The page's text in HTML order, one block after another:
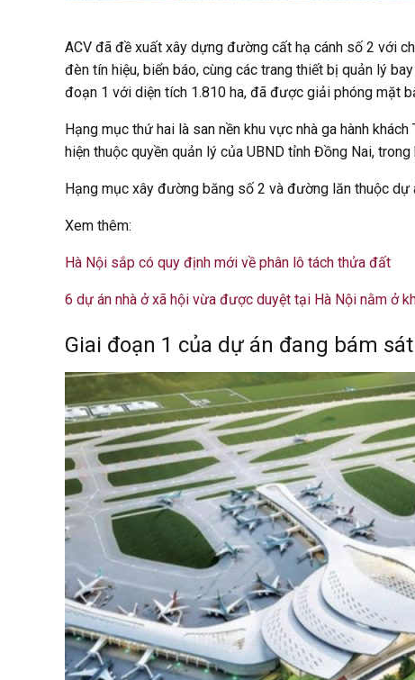
ACV đã đề xuất xây dựng đường cất hạ cánh số 2 với
đèn tín hiệu, biển báo, cùng các trang thiết bị quản lý
đoạn 1 với diện tích 1.810 ha, đã được giải phóng mặt
Hạng mục thứ hai là san nền khu vực nhà ga hành
hiện thuộc quyền quản lý của UBND tỉnh Đồng Nai,
Hạng mục xây đường băng số 2 và đường lăn thuộc
Xem thêm:
Hà Nội sắp có quy định mới về phân lô tách thửa đất
6 dự án nhà ở xã hội vừa được duyệt tại Hà Nội nằm ở
Giai đoạn 1 của dự án đang bám